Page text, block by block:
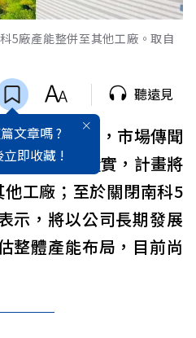
5廠產能整併至其他工廠。取自
文章嗎 ?
立即收藏 !
聽遠見
南科4廠之後，市場傳聞
今天下午證實，計畫將
工廠；至於關閉南科5
示，將以公司長期發展
整體產能布局，目前尚